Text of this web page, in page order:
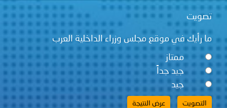
تصويت
ما رأيك في موقع مجلس وزراء الداخلية العرب
ممتاز
جيد جداً
جيد